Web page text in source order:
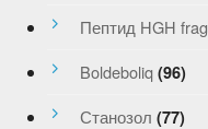
Пептид HGH frag
Boldeboliq (96)
Станозол (77)